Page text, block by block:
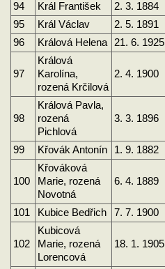
94 Král František 2. 3. 1884
95 Král Václav
2. 5. 1891
96
Králová Helena 21. 6. 1925
97
Králová
Karolína,
rozená Krčilová
2. 4. 1900
98
Králová Pavla,
rozená
Pichlová
3. 3. 1896
99 Křovák Antonín
1. 9. 1882
100
Křováková
Marie, rozená
Novotná
6. 4. 1889
101 Kubice Bedřich
7. 7. 1900
102
Kubicová
Marie, rozená
Lorencová
18. 1. 1905